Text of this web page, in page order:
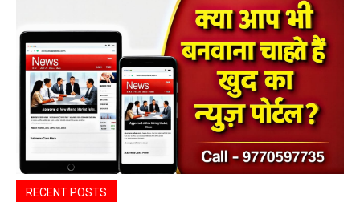
RECENT POSTS